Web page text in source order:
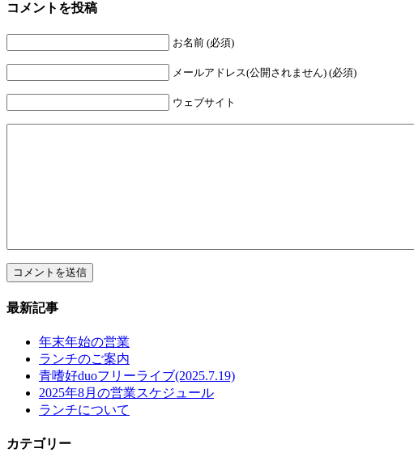
コメントを投稿
お名前 (必須)
メールアドレス(公開されません) (必須)
ウェブサイト
最新記事
年末年始の営業
ランチのご案内
青嗜好duoフリーライブ(2025.7.19)
2025年8月の営業スケジュール
ランチについて
カテゴリー